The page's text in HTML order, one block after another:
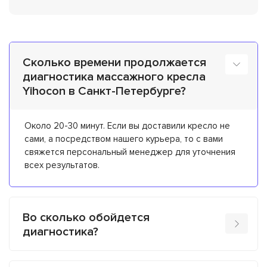
Сколько времени продолжается
диагностика массажного кресла
Yihocon в Санкт-Петербурге?
Около 20-30 минут. Если вы доставили кресло не
сами, а посредством нашего курьера, то с вами
свяжется персональный менеджер для уточнения
всех результатов.
Во сколько обойдется
диагностика?